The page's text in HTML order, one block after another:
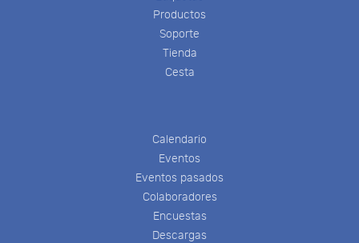
Productos
Soporte
Tienda
Cesta
Calendario
Eventos
Eventos pasados
Colaboradores
Encuestas
Descargas